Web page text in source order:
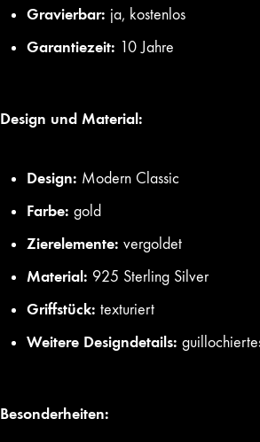
Gravierbar: ja, kostenlos
Garantiezeit: 10 Jahre
Design und Material:
Design: Modern Classic
Farbe: gold
Zierelemente: vergoldet
Material: 925 Sterling Silver
Griffstück: texturiert
Weitere Designdetails:
Besonderheiten: